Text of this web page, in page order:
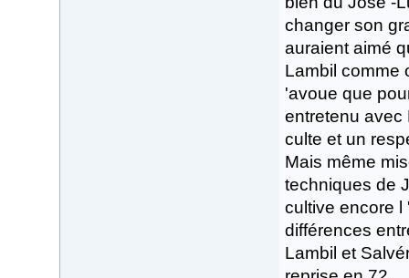
changer son
auraient aimé
Lambil comme
'avoue que
entretenu avec
culte et un
Mais même
techniques de
cultive encore l
différences
Lambil et